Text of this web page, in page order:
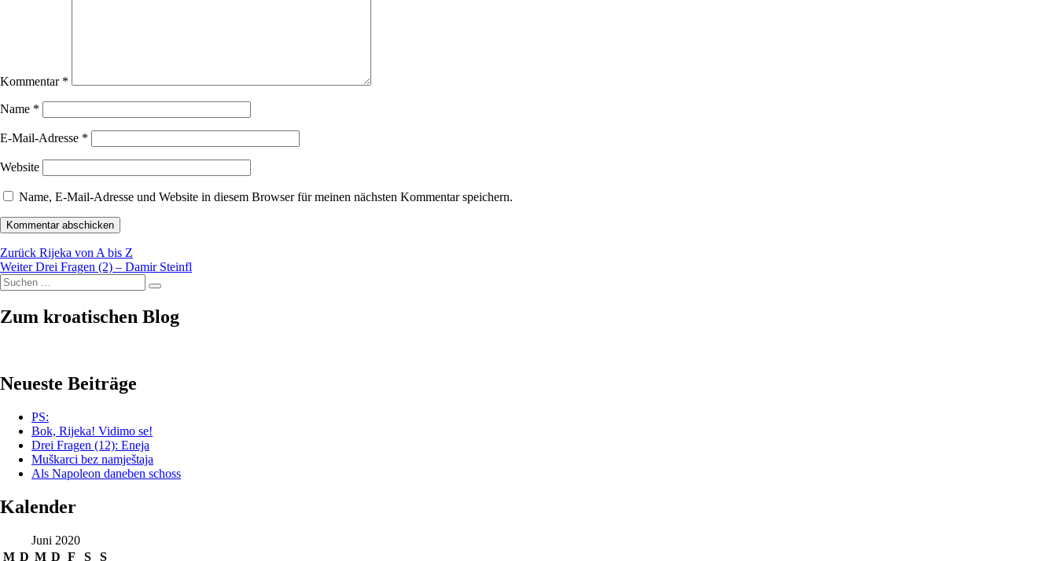
Kommentar *
Name *
E-Mail-Adresse *
Website
Name, E-Mail-Adresse und Website in diesem Browser für meinen nächsten Kommentar speichern.
Beitragsnavigation
Zurück Vorheriger
Beitrag:
Rijeka von A bis Z
Weiter Nächster
Beitrag:
Drei Fragen (2) – Damir Steinfl
Suchen
nach:
Suchen
Zum kroatischen Blog
Neueste Beiträge
PS:
Bok, Rijeka! Vidimo se!
Drei Fragen (12): Eneja
Muškarci bez namještaja
Als Napoleon daneben schoss
Kalender
Juni 2020
M D M D F S S